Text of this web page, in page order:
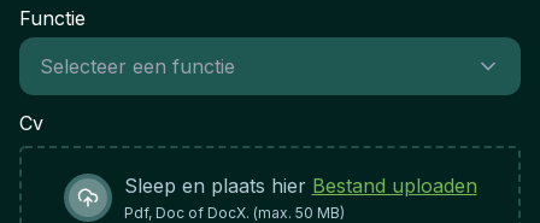
Functie
Cv
Sleep en plaats hier Bestand uploaden
Pdf, Doc of DocX. (max. 50 MB)